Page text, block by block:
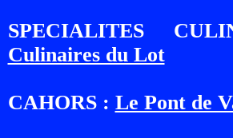
SPECIALITES
Culinaires du Lot
CAHORS : Le Pont de